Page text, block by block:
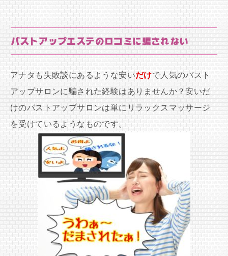
バストアップエステの口コミに騙されない
アナタも失敗談にあるような安いだけで人気のバスト
アップサロンに騙された経験はありませんか？安いだ
けのバストアップサロンは単にリラックスマッサージ
を受けているようなものです。